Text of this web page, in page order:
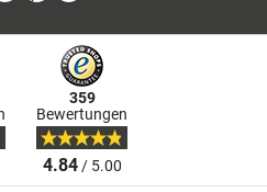
359
Bewertungen
4.84/ 5.00